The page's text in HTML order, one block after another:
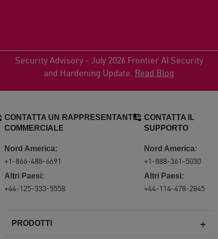
Security Advisory - July 2026 Frontier AI Security
and Hardening Update. Read Blog
PRODOTTI
CONTATTA UN RAPPRESENTANTE
COMMERCIALE
Nord America:
+1-866-488-6691
Altri Paesi:
+44-125-333-5558
CONTATTA IL
SUPPORTO
Nord America:
+1-888-361-5030
Altri Paesi:
+44-114-478-2845